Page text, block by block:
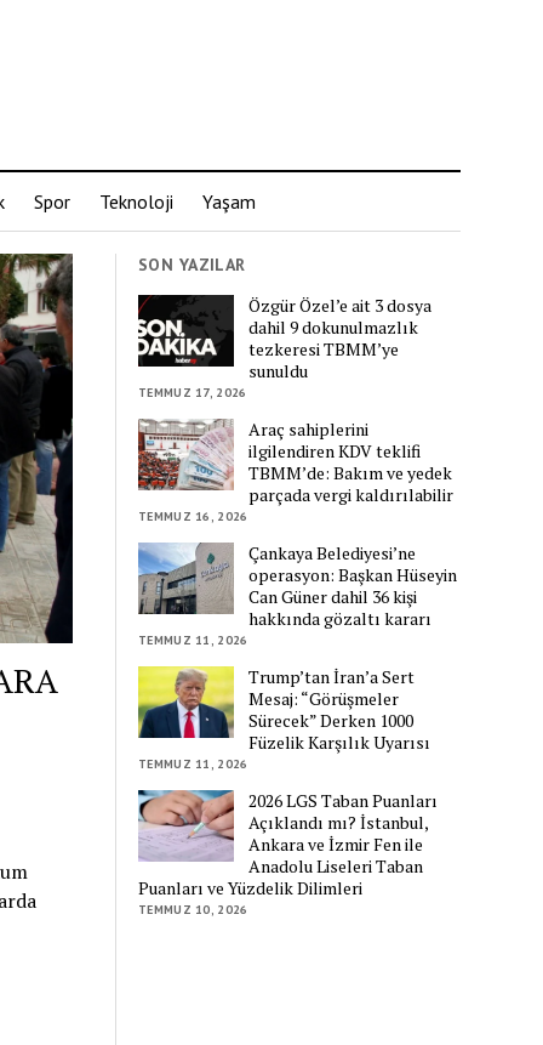
Spor Teknoloji Yaşam
SON YAZILAR
Özgür Özel’e ait 3 dosya
dahil 9 dokunulmazlık
tezkeresi TBMM’ye
sunuldu
TEMMUZ 17, 2026
Araç sahiplerini
ilgilendiren KDV teklifi
TBMM’de: Bakım ve yedek
parçada vergi kaldırılabilir
TEMMUZ 16, 2026
Çankaya Belediyesi’ne
operasyon: Başkan Hüseyin
Can Güner dahil 36 kişi
hakkında gözaltı kararı
TEMMUZ 11, 2026
Trump’tan İran’a Sert
Mesaj: “Görüşmeler
Sürecek” Derken 1000
Füzelik Karşılık Uyarısı
TEMMUZ 11, 2026
2026 LGS Taban Puanları
Açıklandı mı? İstanbul,
Ankara ve İzmir Fen ile
Anadolu Liseleri Taban
Puanları ve Yüzdelik Dilimleri
TEMMUZ 10, 2026